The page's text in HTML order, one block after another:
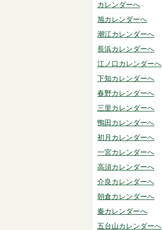
カレンダーへ
旭カレンダーへ
潮江カレンダーへ
長浜カレンダーへ
江ノ口カレンダーへ
下知カレンダーへ
春野カレンダーへ
三里カレンダーへ
鴨田カレンダーへ
初月カレンダーへ
一宮カレンダーへ
高須カレンダーへ
介良カレンダーへ
朝倉カレンダーへ
秦カレンダーへ
五台山カレンダーへ